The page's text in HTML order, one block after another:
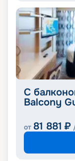
С
Balcony
от 81 881 ₽